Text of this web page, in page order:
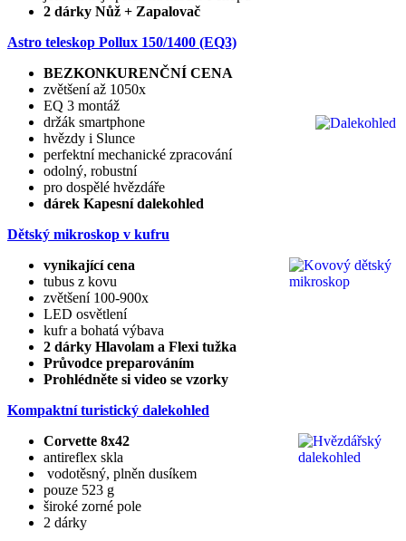
2 dárky Nůž + Zapalovač
Astro teleskop Pollux 150/1400 (EQ3)
BEZKONKURENČNÍ CENA
zvětšení až 1050x
EQ 3 montáž
držák smartphone
hvězdy i Slunce
perfektní mechanické zpracování
odolný, robustní
pro dospělé hvězdáře
dárek Kapesní dalekohled
Dětský mikroskop v kufru
vynikající cena
tubus z kovu
zvětšení 100-900x
LED osvětlení
kufr a bohatá výbava
2 dárky Hlavolam a Flexi tužka
Průvodce preparováním
Prohlédněte si video se vzorky
Kompaktní turistický dalekohled
Corvette 8x42
antireflex skla
vodotěsný, plněn dusíkem
pouze 523 g
široké zorné pole
2 dárky